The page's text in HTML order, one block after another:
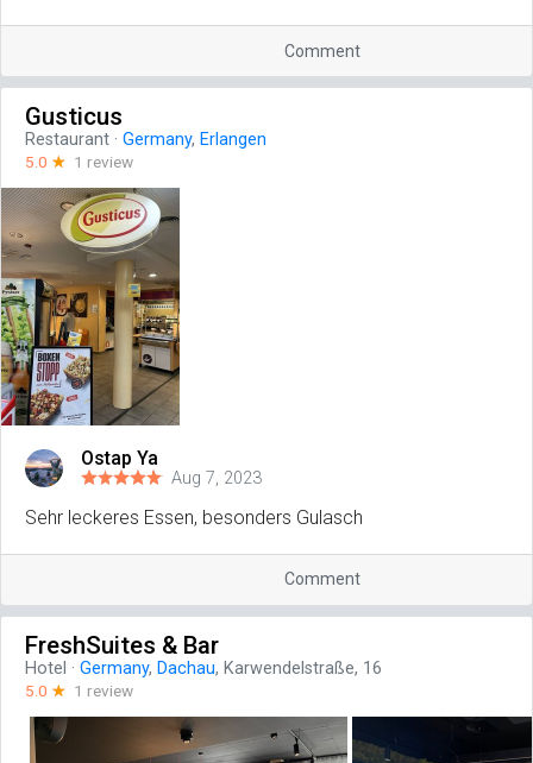
Comment
Gusticus
Restaurant · Germany, Erlangen
5.0 ☆ 1 review
Ostap Ya
Aug 7, 2023
Sehr leckeres Essen, besonders Gulasch
Comment
FreshSuites & Bar
Hotel · Germany, Dachau, Karwendelstraße, 16
5.0 ☆ 1 review